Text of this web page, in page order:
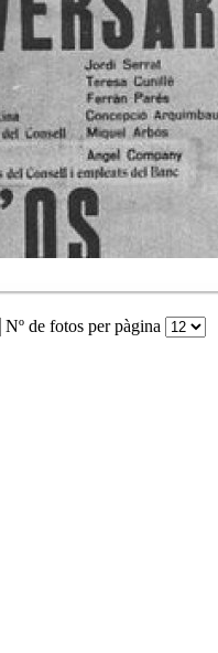
Nº de fotos per pàgina